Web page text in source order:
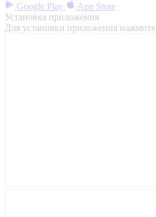
Google Play
App Store
Установка приложения
Для установки приложения нажмите